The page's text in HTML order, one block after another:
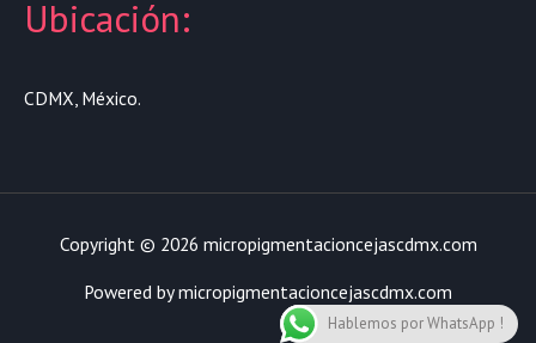
Ubicación:
CDMX, México.
Copyright © 2026 micropigmentacioncejascdmx.com
Powered by micropigmentacioncejascdmx.com
Hablemos por WhatsApp !